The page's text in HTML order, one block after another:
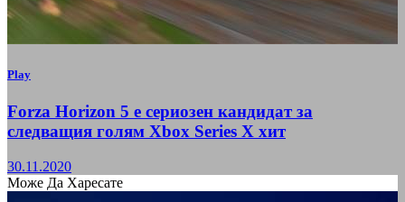
Play
Forza Horizon 5 е сериозен кандидат за
следващия голям Xbox Series X хит
30.11.2020
Може Да Харесате